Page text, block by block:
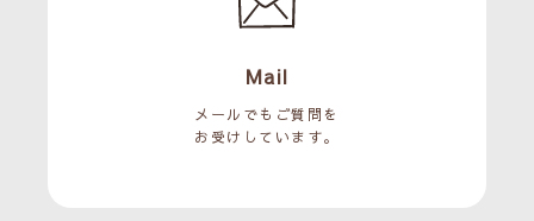
Mail
メールでもご質問を
お受けしています。